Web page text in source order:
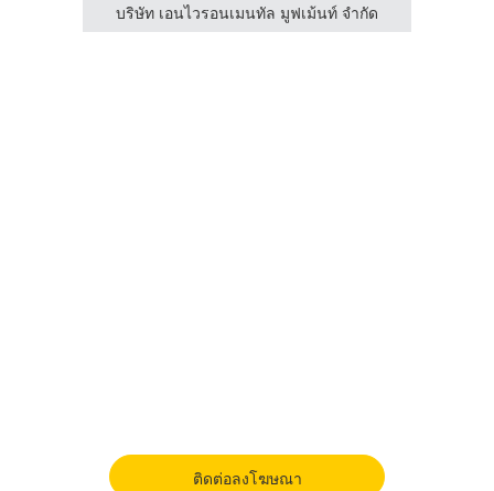
บริษัท เอนไวรอนเมนทัล มูฟเม้นท์ จำกัด
ติดต่อลงโฆษณา